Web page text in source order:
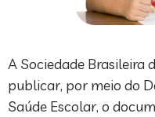
A Sociedade Brasileira
publicar, por meio do
Saúde Escolar, o